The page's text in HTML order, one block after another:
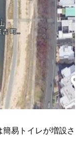
易トイレが増設さ